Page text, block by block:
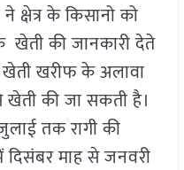
क्षेत्र के किसानो को
खेती की जानकारी देते
खेती खरीफ के अलावा
खेती की जा सकती है।
तक रागी की
दिसंबर माह से जनवरी